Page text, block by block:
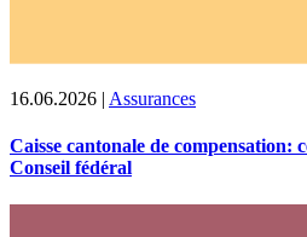
16.06.2026 | Assurances
Caisse cantonale de compensation:
Conseil fédéral